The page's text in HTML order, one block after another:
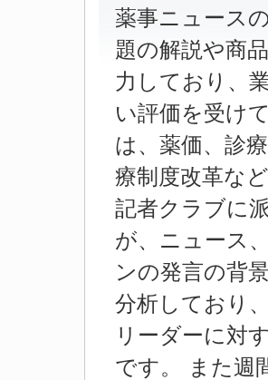
薬事ニュース
題の解説や商
力しており、
い評価を受け
は、薬価、診
療制度改革な
記者クラブに
が、ニュース
ンの発言の背
分析しており
リーダーに対
です。 また週